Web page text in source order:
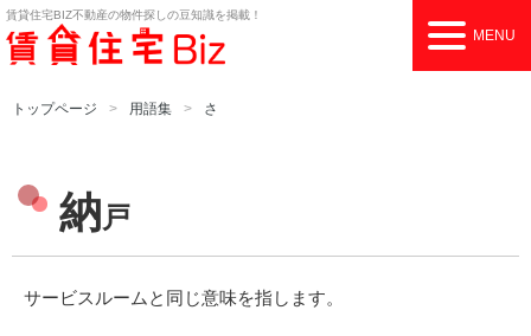
賃貸住宅BIZ不動産の物件探しの豆知識を掲載！
MENU
トップページ 用語集 さ
納戸
サービスルームと同じ意味を指します。